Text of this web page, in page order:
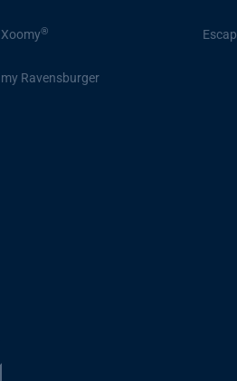
Xoomy®
my Ravensburger